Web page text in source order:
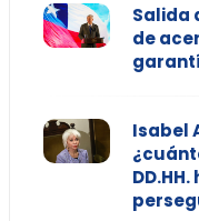
Salida
de
Isabel